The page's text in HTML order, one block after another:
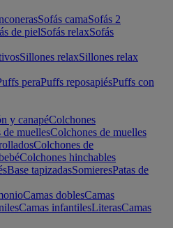
Sofás camaSofás 2
de pielSofás relaxSofás
Sillones relaxSillones relax
peraPuffs reposapiésPuffs con
y canapéColchones
de muellesColchones de muelles
Colchones de
Colchones hinchables
Base tapizadasSomieresPatas de
Camas doblesCamas
Camas infantilesLiterasCamas